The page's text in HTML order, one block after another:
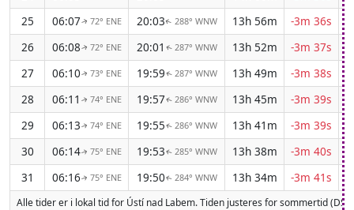
25
06:07↑ 72° ENE 20:03↑ 288° WNW 13h 56m
-3m 36s
26
06:08↑ 72° ENE 20:01 ↑ 287° WNW 13h 52m
-3m 37s
27
06:10↑ 73° ENE 19:59↑ 287° WNW 13h 49m
-3m 38s
28
06:11 ↑ 74° ENE 19:57↑ 286° WNW 13h 45m
-3m 39s
29
06:13↑ 74° ENE 19:55↑ 286° WNW 13h 41m
-3m 39s
30
06:14↑ 75° ENE 19:53↑ 285° WNW 13h 38m
-3m 40s
31
06:16↑ 75° ENE 19:50↑ 284° WNW 13h 34m -3m 41s
Alle tider er i lokal tid for Ústí nad Labem. Tiden justeres for sommertid